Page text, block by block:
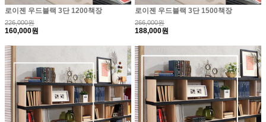
로이젠 우드블랙 3단 1200책장
226,000원
160,000원
로이젠 우드블랙 3단 1500책장
266,000원
188,000원